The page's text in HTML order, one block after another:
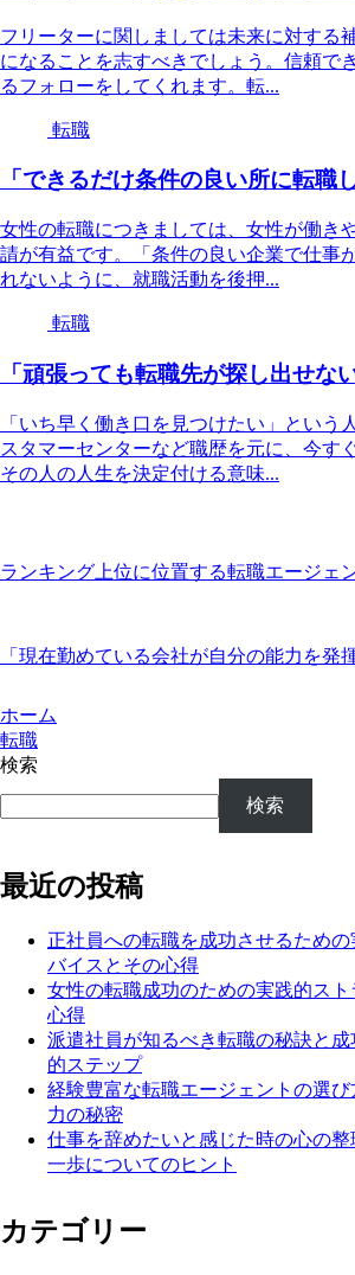
フリーターに関しましては未来に対する
になることを志すべきでしょう。信頼で
るフォローをしてくれます。転...
転職
「できるだけ条件の良い所に転職
女性の転職につきましては、女性が働き
請が有益です。「条件の良い企業で仕事
れないように、就職活動を後押...
転職
「頑張っても転職先が探し出せな
「いち早く働き口を見つけたい」とい
スタマーセンターなど職歴を元に、今す
その人の人生を決定付ける意味...
ランキング上位に位置する転職エージェ
「現在勤めている会社が自分の能力を
ホーム
転職
検索
検索
最近の投稿
正社員への転職を成功させるための
バイスとその心得
女性の転職成功のための実践的スト
心得
派遣社員が知るべき転職の秘訣と
的ステップ
経験豊富な転職エージェントの選び
力の秘密
仕事を辞めたいと感じた時の心の
一歩についてのヒント
カテゴリー